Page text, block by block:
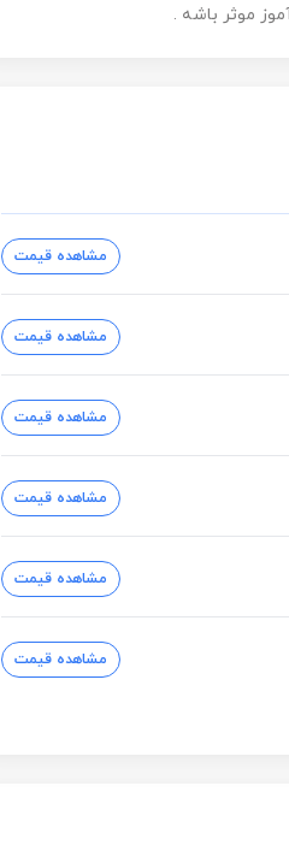
موثر باشه .
مشاهده قیمت
مشاهده قیمت
مشاهده قیمت
مشاهده قیمت
مشاهده قیمت
مشاهده قیمت